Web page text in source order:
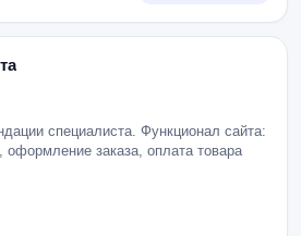
специалиста. Функционал сайта:
оформление заказа, оплата товара